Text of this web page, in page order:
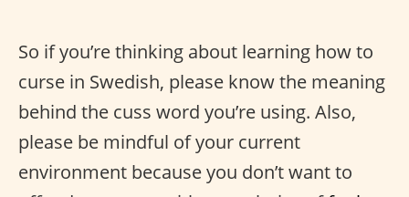
So if you’re thinking about learning how to
curse in Swedish, please know the meaning
behind the cuss word you’re using. Also,
please be mindful of your current
environment because you don’t want to